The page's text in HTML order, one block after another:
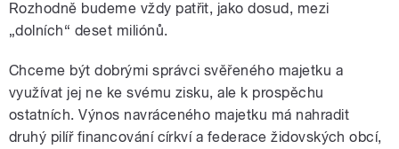
Rozhodně budeme vždy patřit, jako dosud, mezi
„dolních“ deset miliónů.
Chceme být dobrými správci svěřeného majetku a
využívat jej ne ke svému zisku, ale k prospěchu
ostatních. Výnos navráceného majetku má nahradit
druhý pilíř financování církví a federace židovských obcí,